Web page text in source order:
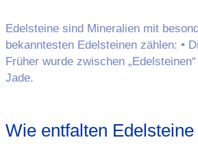
Edelsteine sind Mineralien mit
bekanntesten Edelsteinen zählen: •
Früher wurde zwischen
Jade.
Wie entfalten